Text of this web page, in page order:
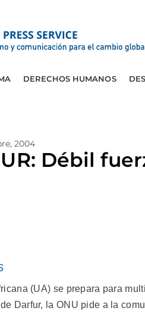
DERECHOS HUMANOS
2004
Débil
(UA) se prepara para
Darfur, la ONU pide a la